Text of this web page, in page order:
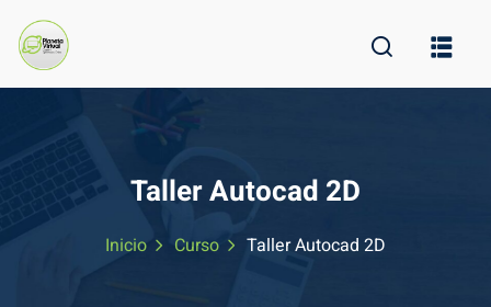
content
Taller Autocad 2D
Inicio Curso Taller Autocad 2D